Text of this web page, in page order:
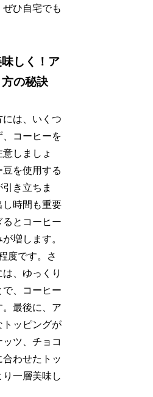
ひ自宅でも
しく！ア
の秘訣
は、いくつ
コーヒーを
しましょ
を使用する
き立ちま
し時間も重要
とコーヒー
増します。
度です。さ
、ゆっくり
で、コーヒー
最後に、ア
トッピングが
ツ、チョコ
わせたトッ
一層美味し